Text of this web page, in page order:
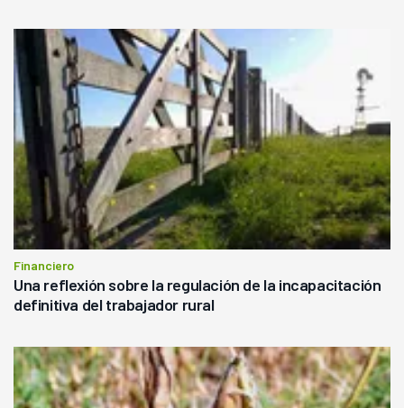
Financiero
Una reflexión sobre la regulación de la incapacitación
definitiva del trabajador rural